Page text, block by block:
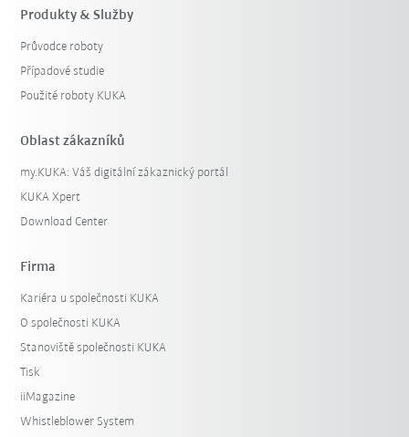
Produkty & Služby
Průvodce roboty
Případové studie
Použité roboty KUKA
Oblast zákazníků
my.KUKA: Váš digitální zákaznický portál
KUKA Xpert
Download Center
Firma
Kariéra u společnosti KUKA
O společnosti KUKA
Stanoviště společnosti KUKA
Tisk
iiMagazine
Whistleblower System